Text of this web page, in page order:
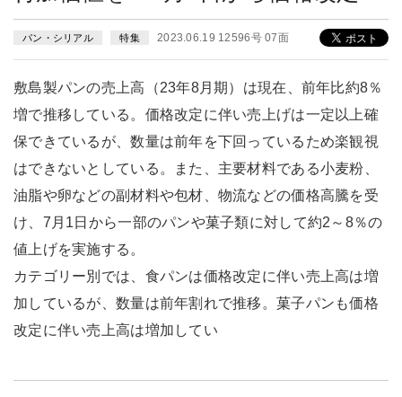
パン・シリアル 特集 2023.06.19 12596号 07面
敷島製パンの売上高（23年8月期）は現在、前年比約8％
増で推移している。価格改定に伴い売上げは一定以上確
保できているが、数量は前年を下回っているため楽観視
はできないとしている。また、主要材料である小麦粉、
油脂や卵などの副材料や包材、物流などの価格高騰を受
け、7月1日から一部のパンや菓子類に対して約2～8％の
値上げを実施する。
カテゴリー別では、食パンは価格改定に伴い売上高は増
加しているが、数量は前年割れで推移。菓子パンも価格
改定に伴い売上高は増加してい